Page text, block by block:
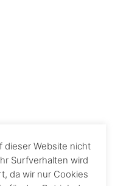
dieser Website nicht
Surfverhalten wird
da wir nur Cookies